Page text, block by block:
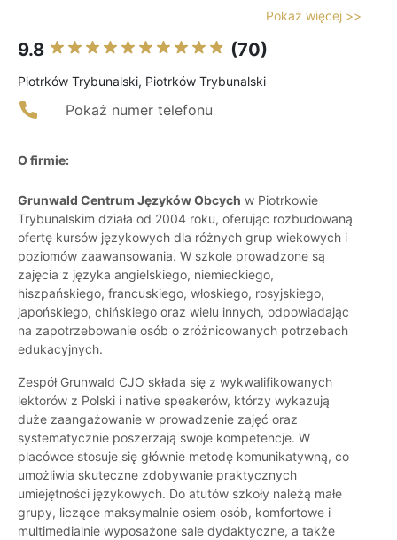
Pokaż więcej >>
9.8 (70)
Piotrków Trybunalski, Piotrków Trybunalski
Pokaż numer telefonu
O firmie:
Grunwald Centrum Języków Obcych w Piotrkowie
Trybunalskim działa od 2004 roku, oferując rozbudowaną
ofertę kursów językowych dla różnych grup wiekowych i
poziomów zaawansowania. W szkole prowadzone są
zajęcia z języka angielskiego, niemieckiego,
hiszpańskiego, francuskiego, włoskiego, rosyjskiego,
japońskiego, chińskiego oraz wielu innych, odpowiadając
na zapotrzebowanie osób o zróżnicowanych potrzebach
edukacyjnych.
Zespół Grunwald CJO składa się z wykwalifikowanych
lektorów z Polski i native speakerów, którzy wykazują
duże zaangażowanie w prowadzenie zajęć oraz
systematycznie poszerzają swoje kompetencje. W
placówce stosuje się głównie metodę komunikatywną, co
umożliwia skuteczne zdobywanie praktycznych
umiejętności językowych. Do atutów szkoły należą małe
grupy, liczące maksymalnie osiem osób, komfortowe i
multimedialnie wyposażone sale dydaktyczne, a także